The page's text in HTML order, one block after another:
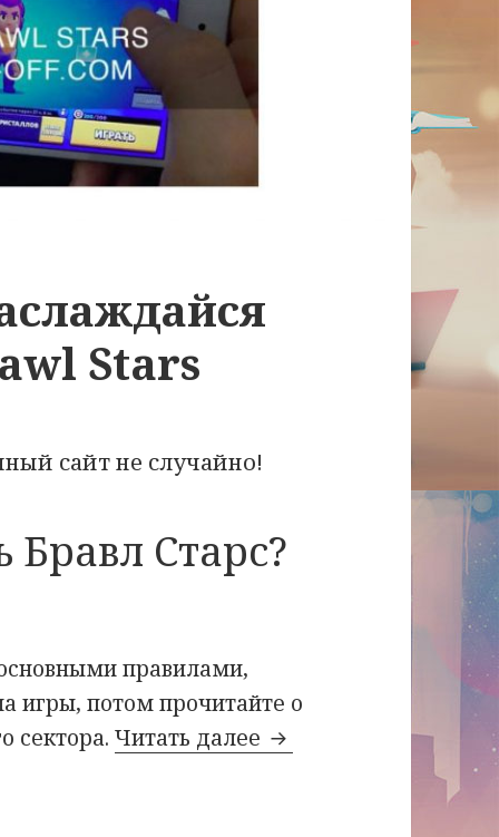
Stars
сайт не случайно!
Бравл Старс?
правилами,
игры, потом прочитайте о
сектора.Читать далее Качай взлом и